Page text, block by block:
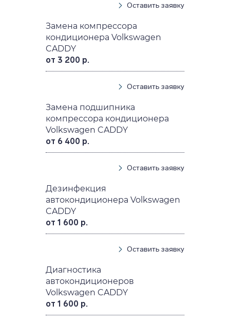
Оставить заявку
Замена компрессора
кондиционера Volkswagen
CADDY
от 3 200 р.
Оставить заявку
Замена подшипника
компрессора кондиционера
Volkswagen CADDY
от 6 400 р.
Оставить заявку
Дезинфекция
автокондиционера Volkswagen
CADDY
от 1 600 р.
Оставить заявку
Диагностика
автокондиционеров
Volkswagen CADDY
от 1 600 р.